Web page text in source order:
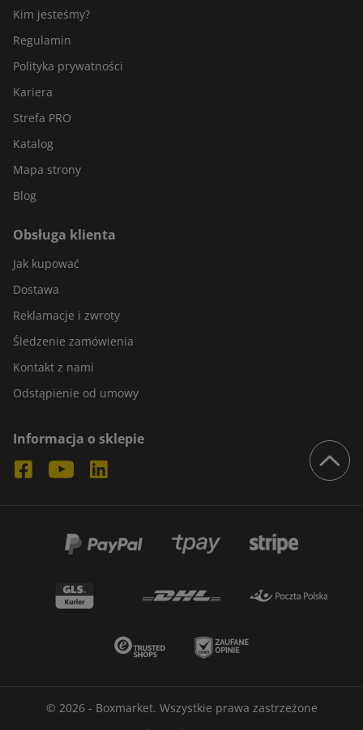
Kim jesteśmy?
Regulamin
Polityka prywatności
Kariera
Strefa PRO
Katalog
Mapa strony
Blog
Obsługa klienta
Jak kupować
Dostawa
Reklamacje i zwroty
Śledzenie zamówienia
Kontakt z nami
Odstąpienie od umowy
Informacja o sklepie
© 2026 - Boxmarket. Wszystkie prawa zastrzeżone